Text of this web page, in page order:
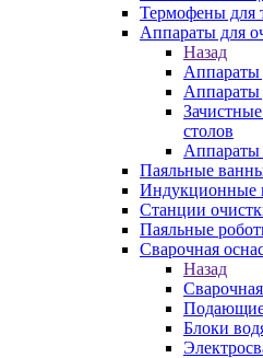
Термофены для
Аппараты для
Назад
Аппараты
Аппараты
столов
Аппараты
Паяльные
Индукционные
Станции
Паяльные
Сварочная
Назад
Блоки